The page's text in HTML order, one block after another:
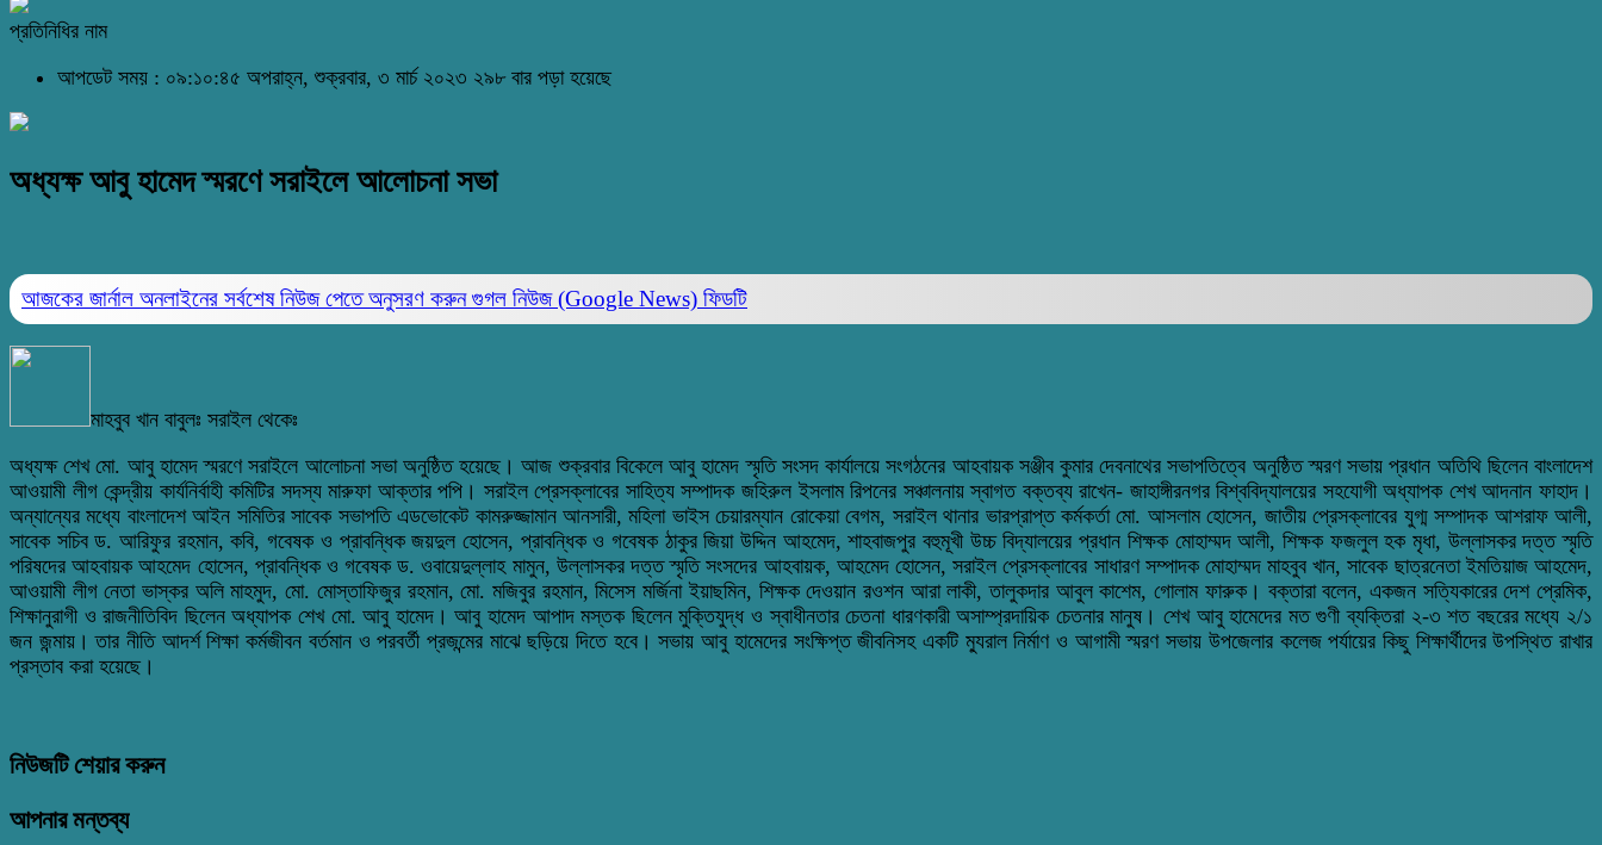
প্রতিনিধির নাম
আপডেট সময় : ০৯:১০:৪৫ অপরাহ্ন, শুক্রবার, ৩ মার্চ ২০২৩ ২৯৮ বার পড়া হয়েছে
অধ্যক্ষ আবু হামেদ স্মরণে সরাইলে আলোচনা সভা
আজকের জার্নাল অনলাইনের সর্বশেষ নিউজ পেতে অনুসরণ করুনগুগল নিউজ (Google News) ফিডটি
মাহবুব খান বাবুলঃ সরাইল থেকেঃ
অধ্যক্ষ শেখ মো. আবু হামেদ স্মরণে সরাইলে আলোচনা সভা অনুষ্ঠিত হয়েছে। আজ শুক্রবার বিকেলে আবু হামেদ স্মৃতি সংসদ কার্যালয়ে সংগঠনের আহবায়ক সঞ্জীব কুমার দেবনাথের সভাপতিত্বে অনুষ্ঠিত স্মরণ সভায় প্রধান অতিথি ছিলেন বাংলাদেশ
আওয়ামী লীগ কেন্দ্রীয় কার্যনির্বাহী কমিটির সদস্য মারুফা আক্তার পপি। সরাইল প্রেসক্লাবের সাহিত্য সম্পাদক জহিরুল ইসলাম রিপনের সঞ্চালনায় স্বাগত বক্তব্য রাখেন- জাহাঙ্গীরনগর বিশ্ববিদ্যালয়ের সহযোগী অধ্যাপক শেখ আদনান ফাহাদ।
অন্যান্যের মধ্যে বাংলাদেশ আইন সমিতির সাবেক সভাপতি এডভোকেট কামরুজ্জামান আনসারী, মহিলা ভাইস চেয়ারম্যান রোকেয়া বেগম, সরাইল থানার ভারপ্রাপ্ত কর্মকর্তা মো. আসলাম হোসেন, জাতীয় প্রেসক্লাবের যুগ্ম সম্পাদক আশরাফ আলী,
সাবেক সচিব ড. আরিফুর রহমান, কবি, গবেষক ও প্রাবন্ধিক জয়দুল হোসেন, প্রাবন্ধিক ও গবেষক ঠাকুর জিয়া উদ্দিন আহমেদ, শাহবাজপুর বহুমূখী উচ্চ বিদ্যালয়ের প্রধান শিক্ষক মোহাম্মদ আলী, শিক্ষক ফজলুল হক মৃধা, উল্লাসকর দত্ত স্মৃতি
পরিষদের আহবায়ক আহমেদ হোসেন, প্রাবন্ধিক ও গবেষক ড. ওবায়েদুল্লাহ মামুন, উল্লাসকর দত্ত স্মৃতি সংসদের আহবায়ক, আহমেদ হোসেন, সরাইল প্রেসক্লাবের সাধারণ সম্পাদক মোহাম্মদ মাহবুব খান, সাবেক ছাত্রনেতা ইমতিয়াজ আহমেদ,
আওয়ামী লীগ নেতা ভাস্কর অলি মাহমুদ, মো. মোস্তাফিজুর রহমান, মো. মজিবুর রহমান, মিসেস মর্জিনা ইয়াছমিন, শিক্ষক দেওয়ান রওশন আরা লাকী, তালুকদার আবুল কাশেম, গোলাম ফারুক। বক্তারা বলেন, একজন সত্যিকারের দেশ প্রেমিক,
শিক্ষানুরাগী ও রাজনীতিবিদ ছিলেন অধ্যাপক শেখ মো. আবু হামেদ। আবু হামেদ আপাদ মস্তক ছিলেন মুক্তিযুদ্ধ ও স্বাধীনতার চেতনা ধারণকারী অসাম্প্রদায়িক চেতনার মানুষ। শেখ আবু হামেদের মত গুণী ব্যক্তিরা ২-৩ শত বছরের মধ্যে ২/১
জন জন্মায়। তার নীতি আদর্শ শিক্ষা কর্মজীবন বর্তমান ও পরবর্তী প্রজন্মের মাঝে ছড়িয়ে দিতে হবে। সভায় আবু হামেদের সংক্ষিপ্ত জীবনিসহ একটি ম্যুরাল নির্মাণ ও আগামী স্মরণ সভায় উপজেলার কলেজ পর্যায়ের কিছু শিক্ষার্থীদের উপস্থিত রাখার
প্রস্তাব করা হয়েছে।
নিউজটি শেয়ার করুন
আপনার মন্তব্য